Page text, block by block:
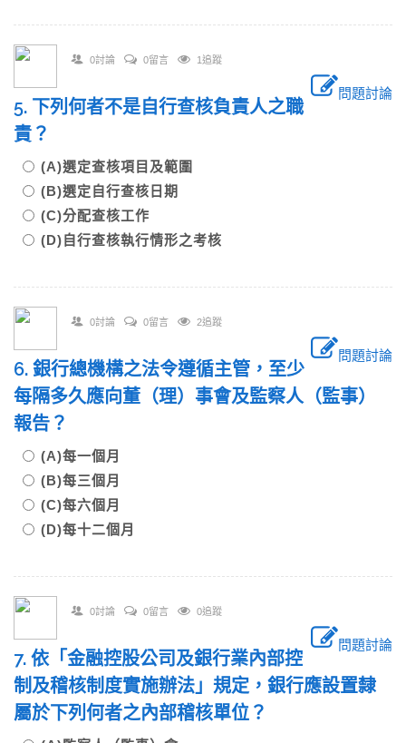
0討論 0留言 1追蹤
問題討論
5. 下列何者不是自行查核負責人之職
責？
(A)選定查核項目及範圍
(B)選定自行查核日期
(C)分配查核工作
(D)自行查核執行情形之考核
0討論 0留言 2追蹤
問題討論
6. 銀行總機構之法令遵循主管，至少
每隔多久應向董（理）事會及監察人（監事）
報告？
(A)每一個月
(B)每三個月
(C)每六個月
(D)每十二個月
0討論 0留言 0追蹤
問題討論
7. 依「金融控股公司及銀行業內部控
制及稽核制度實施辦法」規定，銀行應設置隸
屬於下列何者之內部稽核單位？